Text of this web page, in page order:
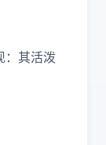
：其活泼